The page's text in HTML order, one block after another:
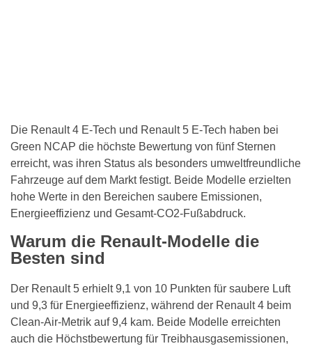
Die Renault 4 E-Tech und Renault 5 E-Tech haben bei
Green NCAP die höchste Bewertung von fünf Sternen
erreicht, was ihren Status als besonders umweltfreundliche
Fahrzeuge auf dem Markt festigt. Beide Modelle erzielten
hohe Werte in den Bereichen saubere Emissionen,
Energieeffizienz und Gesamt-CO2-Fußabdruck.
Warum die Renault-Modelle die
Besten sind
Der Renault 5 erhielt 9,1 von 10 Punkten für saubere Luft
und 9,3 für Energieeffizienz, während der Renault 4 beim
Clean-Air-Metrik auf 9,4 kam. Beide Modelle erreichten
auch die Höchstbewertung für Treibhausgasemissionen,